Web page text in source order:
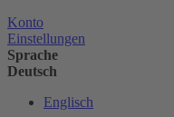
Konto
Einstellungen
Sprache
Deutsch
Englisch